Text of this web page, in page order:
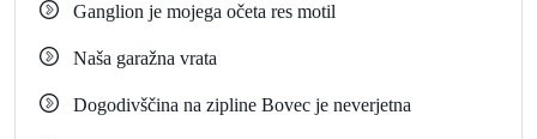
Ganglion je mojega očeta res motil
Naša garažna vrata
Dogodivščina na zipline Bovec je neverjetna